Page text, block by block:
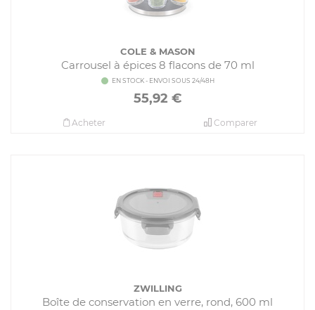
COLE & MASON
Carrousel à épices 8 flacons de 70 ml
EN STOCK - ENVOI SOUS 24/48H
55,92 €
Comparer
Acheter
ZWILLING
Boîte de conservation en verre, rond, 600 ml